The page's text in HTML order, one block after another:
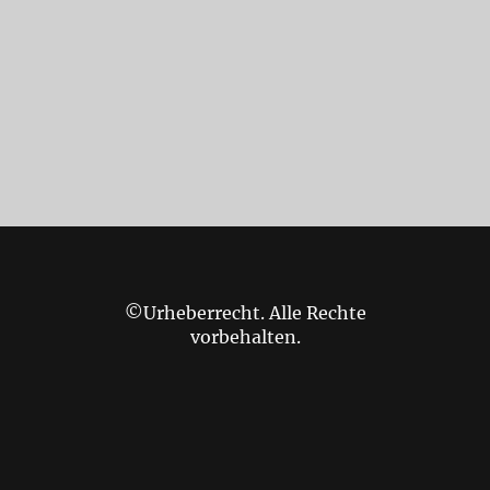
©Urheberrecht. Alle Rechte
vorbehalten.